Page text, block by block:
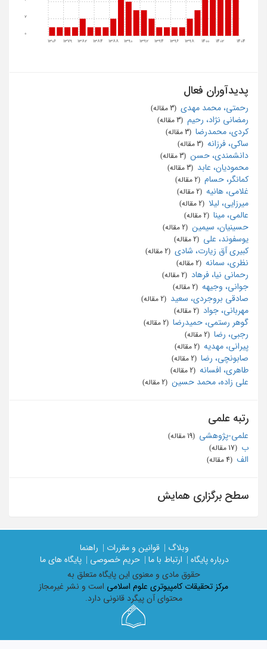
1306 1379 1382 1384 1388 1390 1392 1394 1396 1398 1400 1402 1404
پدیدآوران فعال
رحمتی، محمد مهدی
رمضانی نژاد، رحیم
کردی، محمدرضا
ساکی، فرزانه
دانشمندی، حسن
محمودیان، عابد
کمانگر، حسام
غلامی، هانیه
میرزایی، لیلا
عالمی، مینا
حسینیان، سیمین
یوسفوند، علی
کبیری آق زیارت، شادی
نظری، سمانه
رحمانی نیا، فرهاد
جوانی، وجیهه
صادقی بروجردی، سعید
مهربانی، جواد
گوهر رستمی، حمیدرضا
رجبی، رضا
پیرانی، مهدیه
صابونچی، رضا
طاهری، افسانه
علی زاده، محمد حسین
رتبه علمی
علمی-پژوهشی
ب
الف
سطح برگزاری همایش
وبلاگ | قوانین و مقررات |
راهنما
درباره پایگاه |
ارتباط با ما | حریم خصوصی |
پایگاه های ما
حقوق مادی و معنوی اين پايگاه متعلق به
مرکز تحقیقات کامپیوتری علوم اسلامی است و نشر غیرمجاز
محتوای آن پیگرد قانونی دارد.